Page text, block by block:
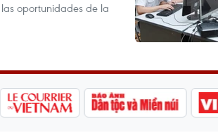
oportunidades de la